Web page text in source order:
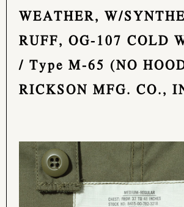
WEATHER, W/
RUFF, OG-107 COLD
/ Type M-65 (NO
RICKSON MFG. CO.,